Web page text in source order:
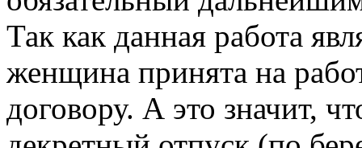
Так как данная работа
женщина принята на
договору. А это значит,